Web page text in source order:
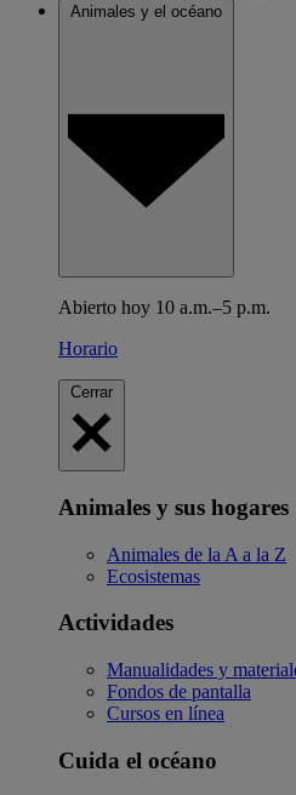
Animales y el océano
Abierto hoy 10 a.m.–5 p.m.
Horario
Cerrar
Animales y sus hogares
Animales de la A a la Z
Ecosistemas
Actividades
Manualidades y
Fondos de pantalla
Cursos en línea
Cuida el océano